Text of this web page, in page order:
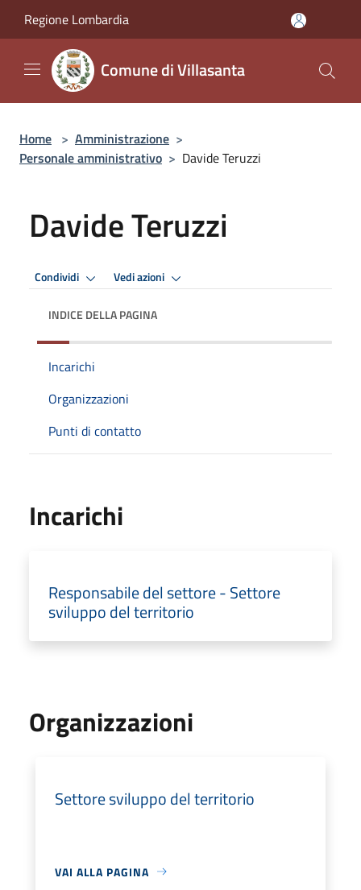
Regione Lombardia
Comune di Villasanta
Home > Amministrazione >
Personale amministrativo > Davide Teruzzi
Davide Teruzzi
Condividi Vedi azioni
INDICE DELLA PAGINA
Incarichi
Organizzazioni
Punti di contatto
Incarichi
Responsabile del settore - Settore
sviluppo del territorio
Organizzazioni
Settore sviluppo del territorio
VAI ALLA PAGINA